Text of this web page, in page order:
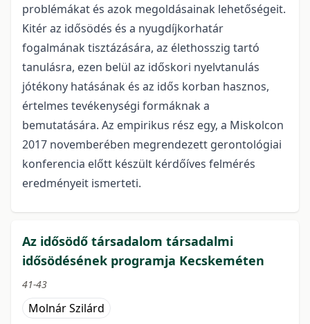
problémákat és azok megoldásainak lehetőségeit.
Kitér az idősödés és a nyugdíjkorhatár
fogalmának tisztázására, az élethosszig tartó
tanulásra, ezen belül az időskori nyelvtanulás
jótékony hatásának és az idős korban hasznos,
értelmes tevékenységi formáknak a
bemutatására. Az empirikus rész egy, a Miskolcon
2017 novemberében megrendezett gerontológiai
konferencia előtt készült kérdőíves felmérés
eredményeit ismerteti.
Az idősödő társadalom társadalmi
idősödésének programja Kecskeméten
41-43
Molnár Szilárd